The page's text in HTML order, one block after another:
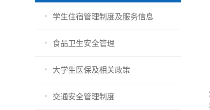
学生住宿管理制度及服务信息
食品卫生安全管理
大学生医保及相关政策
交通安全管理制度